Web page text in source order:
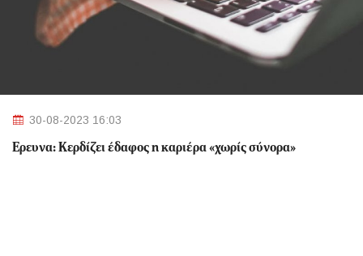
30-08-2023 16:03
Έρευνα: Κερδίζει έδαφος η καριέρα «χωρίς σύνορα»